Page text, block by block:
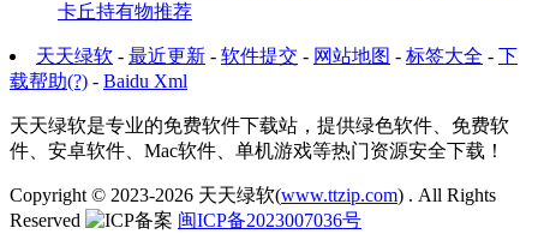
卡丘持有物推荐
天天绿软 - 最近更新 - 软件提交 - 网站地图 - 标签大全 - 下
载帮助(?) - Baidu Xml
天天绿软是专业的免费软件下载站，提供绿色软件、免费软
件、安卓软件、Mac软件、单机游戏等热门资源安全下载！
Copyright © 2023-2026 天天绿软(www.ttzip.com) . All Rights
Reserved
闽ICP备2023007036号